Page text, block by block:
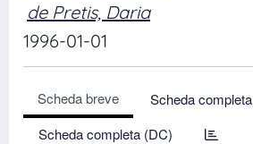
de Pretis, Daria
1996-01-01
Scheda breve
Scheda completa
Scheda completa (DC)